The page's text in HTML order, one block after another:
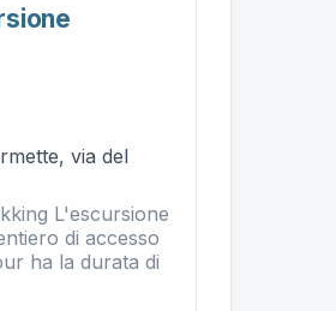
via del
L'escursione
di accesso
ha la durata di